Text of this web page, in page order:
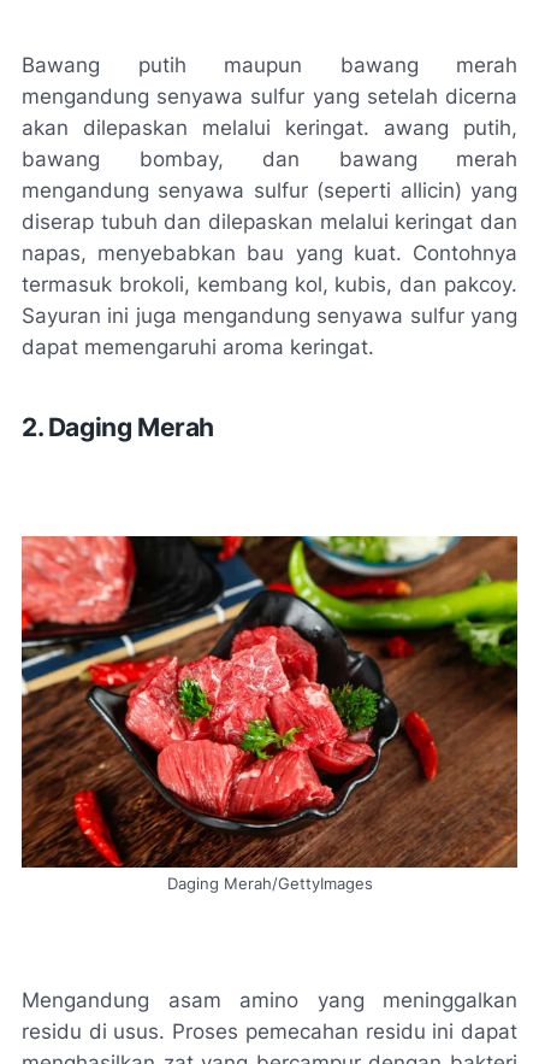
Bawang putih maupun bawang merah
mengandung senyawa sulfur yang setelah dicerna
akan dilepaskan melalui keringat. awang putih,
bawang bombay, dan bawang merah
mengandung senyawa sulfur (seperti allicin) yang
diserap tubuh dan dilepaskan melalui keringat dan
napas, menyebabkan bau yang kuat. Contohnya
termasuk brokoli, kembang kol, kubis, dan pakcoy.
Sayuran ini juga mengandung senyawa sulfur yang
dapat memengaruhi aroma keringat.
2. Daging Merah
Daging Merah/GettyImages
Mengandung asam amino yang meninggalkan
residu di usus. Proses pemecahan residu ini dapat